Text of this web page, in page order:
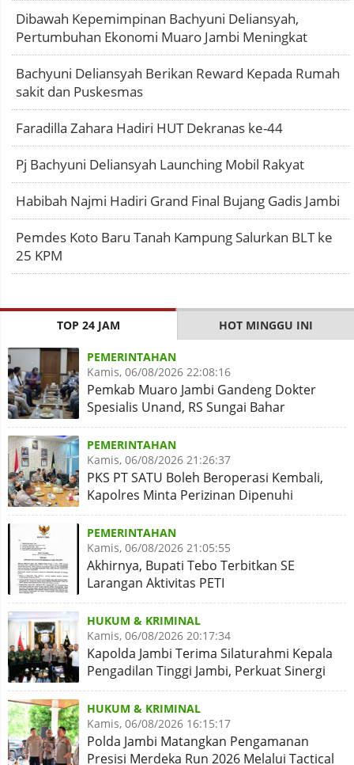
Dibawah Kepemimpinan Bachyuni Deliansyah,
Pertumbuhan Ekonomi Muaro Jambi Meningkat
Bachyuni Deliansyah Berikan Reward Kepada Rumah
sakit dan Puskesmas
Faradilla Zahara Hadiri HUT Dekranas ke-44
Pj Bachyuni Deliansyah Launching Mobil Rakyat
Habibah Najmi Hadiri Grand Final Bujang Gadis Jambi
Pemdes Koto Baru Tanah Kampung Salurkan BLT ke
25 KPM
TOP 24 JAM HOT MINGGU INI
PEMERINTAHAN
Kamis, 06/08/2026 22:08:16
Pemkab Muaro Jambi Gandeng Dokter
Spesialis Unand, RS Sungai Bahar
Disiapkan Naik Kelas
PEMERINTAHAN
Kamis, 06/08/2026 21:26:37
PKS PT SATU Boleh Beroperasi Kembali,
Kapolres Minta Perizinan Dipenuhi
PEMERINTAHAN
Kamis, 06/08/2026 21:05:55
Akhirnya, Bupati Tebo Terbitkan SE
Larangan Aktivitas PETI
HUKUM & KRIMINAL
Kamis, 06/08/2026 20:17:34
Kapolda Jambi Terima Silaturahmi Kepala
Pengadilan Tinggi Jambi, Perkuat Sinergi
Antar Lembaga
HUKUM & KRIMINAL
Kamis, 06/08/2026 16:15:17
Polda Jambi Matangkan Pengamanan
Presisi Merdeka Run 2026 Melalui Tactical